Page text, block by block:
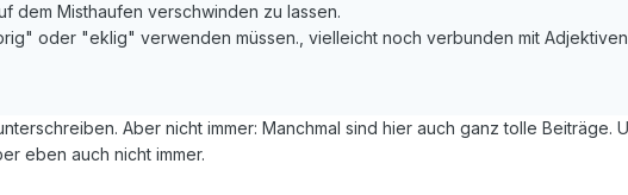
dem Misthaufen verschwinden zu lassen.
oder "eklig" verwenden müssen., vielleicht noch verbunden mit
Aber nicht immer: Manchmal sind hier auch ganz tolle Beiträge.
eben auch nicht immer.